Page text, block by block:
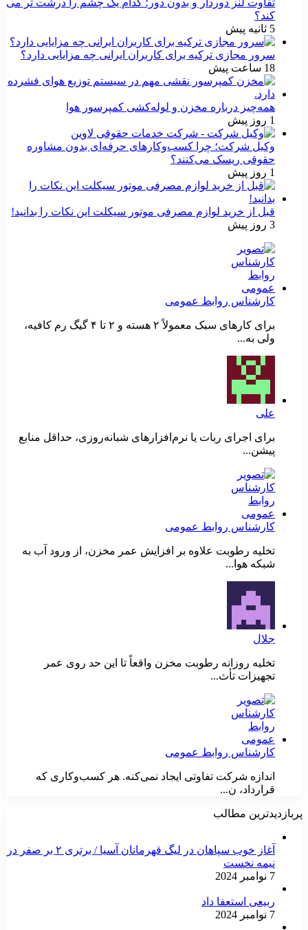
تفاوت لنز دوردار و بدون دور؛ کدام یک چشم را درشت تر می
کند؟
5 ثانیه پیش
سرور مجازی ترکیه برای کاربران ایرانی چه مزایایی دارد؟
18 ساعت پیش
همه‌چیز درباره مخزن و لوله‌کشی کمپرسور هوا
1 روز پیش
وکیل شرکت؛ چرا کسب‌وکارهای حرفه‌ای بدون مشاوره
حقوقی ریسک می‌کنند؟
1 روز پیش
قبل از خرید لوازم مصرفی موتور سیکلت این نکات را بدانید!
3 روز پیش
کارشناس روابط عمومی
برای کارهای سبک معمولاً ۲ هسته و ۲ تا ۴ گیگ رم کافیه،
ولی به...
علی
برای اجرای ربات یا نرم‌افزارهای شبانه‌روزی، حداقل منابع
پیشن...
کارشناس روابط عمومی
تخلیه رطوبت علاوه بر افزایش عمر مخزن، از ورود آب به
شبکه هوا...
جلال
تخلیه روزانه رطوبت مخزن واقعاً تا این حد روی عمر
تجهیزات تأث...
کارشناس روابط عمومی
اندازه شرکت تفاوتی ایجاد نمی‌کنه. هر کسب‌وکاری که
قرارداد، ن...
پربازدیدترین مطالب
آغاز خوب سپاهان در لیگ قهرمانان آسیا / برتری ۲ بر صفر در
نیمه نخست
7 نوامبر 2024
ربیعی استعفا داد
7 نوامبر 2024